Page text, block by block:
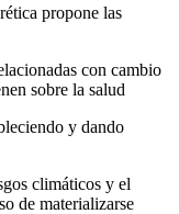
propone las
con cambio
sobre la salud
y dando
climáticos y el
de materializarse